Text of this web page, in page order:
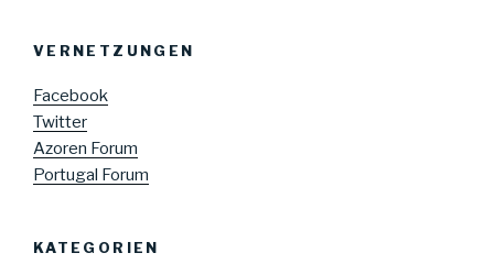
VERNETZUNGEN
Facebook
Twitter
Azoren Forum
Portugal Forum
KATEGORIEN